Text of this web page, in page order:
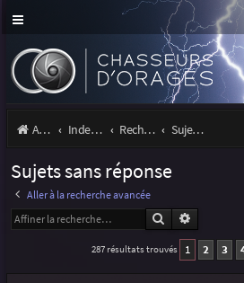
Accueil Index du forum Rechercher Sujets sans réponse
Sujets sans réponse
Aller à la recherche avancée
Rechercher
287 résultats trouvés 1 2 3